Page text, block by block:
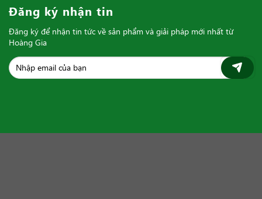
Đăng ký nhận tin
Đăng ký để nhận tin tức về sản phẩm và giải pháp mới nhất từ
Hoàng Gia